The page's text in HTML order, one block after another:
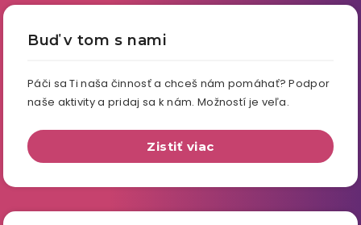
Buď v tom s nami
Páči sa Ti naša činnosť a chceš nám pomáhať? Podpor
naše aktivity a pridaj sa k nám. Možností je veľa.
Zistiť viac